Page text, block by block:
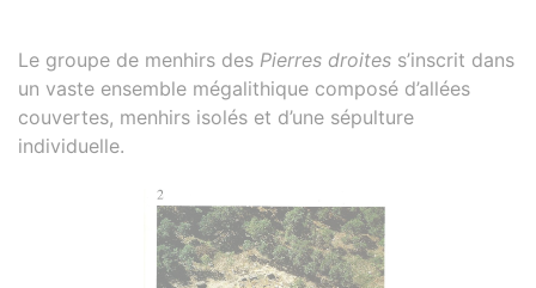
Le groupe de menhirs des Pierres droites s’inscrit dans
un vaste ensemble mégalithique composé d’allées
couvertes, menhirs isolés et d’une sépulture
individuelle.